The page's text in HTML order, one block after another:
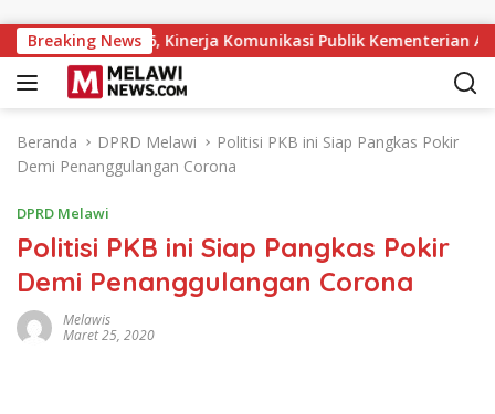
Breaking News
2026, Kinerja Komunikasi Publik Kementerian ATR/BPN
Beranda DPRD Melawi
Politisi PKB ini Siap Pangkas Pokir
Demi Penanggulangan Corona
DPRD Melawi
Politisi PKB ini Siap Pangkas Pokir
Demi Penanggulangan Corona
Melawis
Maret 25, 2020